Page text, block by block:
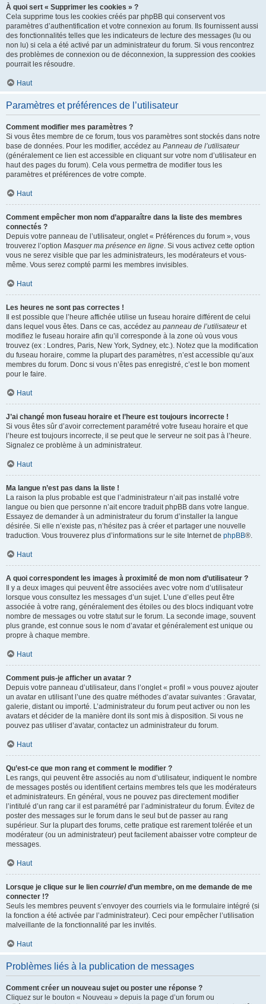
À quoi sert « Supprimer les cookies » ?
Cela supprime tous les cookies créés par phpBB qui conservent vos
paramètres d’authentification et votre connexion au forum. Ils fournissent aussi
des fonctionnalités telles que les indicateurs de lecture des messages (lu ou
non lu) si cela a été activé par un administrateur du forum. Si vous rencontrez
des problèmes de connexion ou de déconnexion, la suppression des cookies
pourrait les résoudre.
Haut
Paramètres et préférences de l’utilisateur
Comment modifier mes paramètres ?
Si vous êtes membre de ce forum, tous vos paramètres sont stockés dans notre
base de données. Pour les modifier, accédez au Panneau de l’utilisateur
(généralement ce lien est accessible en cliquant sur votre nom d’utilisateur en
haut des pages du forum). Cela vous permettra de modifier tous les
paramètres et préférences de votre compte.
Haut
Comment empêcher mon nom d’apparaître dans la liste des membres
connectés ?
Depuis votre panneau de l’utilisateur, onglet « Préférences du forum », vous
trouverez l’option Masquer ma présence en ligne. Si vous activez cette option
vous ne serez visible que par les administrateurs, les modérateurs et vous-
même. Vous serez compté parmi les membres invisibles.
Haut
Les heures ne sont pas correctes !
Il est possible que l’heure affichée utilise un fuseau horaire différent de celui
dans lequel vous êtes. Dans ce cas, accédez au panneau de l’utilisateuret
modifiez le fuseau horaire afin qu’il corresponde à la zone où vous vous
trouvez (ex : Londres, Paris, New York, Sydney, etc.). Notez que la modification
du fuseau horaire, comme la plupart des paramètres, n’est accessible qu’aux
membres du forum. Donc si vous n’êtes pas enregistré, c’est le bon moment
pour le faire.
Haut
J’ai changé mon fuseau horaire et l’heure est toujours incorrecte !
Si vous êtes sûr d’avoir correctement paramétré votre fuseau horaire et que
l’heure est toujours incorrecte, il se peut que le serveur ne soit pas à l’heure.
Signalez ce problème à un administrateur.
Haut
Ma langue n’est pas dans la liste !
La raison la plus probable est que l’administrateur n’ait pas installé votre
langue ou bien que personne n’ait encore traduit phpBB dans votre langue.
Essayez de demander à un administrateur du forum d’installer la langue
désirée. Si elle n’existe pas, n’hésitez pas à créer et partager une nouvelle
traduction. Vous trouverez plus d’informations sur le site Internet de phpBB®.
Haut
A quoi correspondent les images à proximité de mon nom d’utilisateur ?
Il y a deux images qui peuvent être associées avec votre nom d’utilisateur
lorsque vous consultez les messages d’un sujet. L’une d’elles peut être
associée à votre rang, généralement des étoiles ou des blocs indiquant votre
nombre de messages ou votre statut sur le forum. La seconde image, souvent
plus grande, est connue sous le nom d’avatar et généralement est unique ou
propre à chaque membre.
Haut
Comment puis-je afficher un avatar ?
Depuis votre panneau d’utilisateur, dans l’onglet « profil » vous pouvez ajouter
un avatar en utilisant l’une des quatre méthodes d’avatar suivantes : Gravatar,
galerie, distant ou importé. L’administrateur du forum peut activer ou non les
avatars et décider de la manière dont ils sont mis à disposition. Si vous ne
pouvez pas utiliser d’avatar, contactez un administrateur du forum.
Haut
Qu’est-ce que mon rang et comment le modifier ?
Les rangs, qui peuvent être associés au nom d’utilisateur, indiquent le nombre
de messages postés ou identifient certains membres tels que les modérateurs
et administrateurs. En général, vous ne pouvez pas directement modifier
l’intitulé d’un rang car il est paramétré par l’administrateur du forum. Évitez de
poster des messages sur le forum dans le seul but de passer au rang
supérieur. Sur la plupart des forums, cette pratique est rarement tolérée et un
modérateur (ou un administrateur) peut facilement abaisser votre compteur de
messages.
Haut
Lorsque je clique sur le lien courrield’un membre, on me demande de me
connecter !?
Seuls les membres peuvent s’envoyer des courriels via le formulaire intégré (si
la fonction a été activée par l’administrateur). Ceci pour empêcher l’utilisation
malveillante de la fonctionnalité par les invités.
Haut
Problèmes liés à la publication de messages
Comment créer un nouveau sujet ou poster une réponse ?
Cliquez sur le bouton « Nouveau » depuis la page d’un forum ou